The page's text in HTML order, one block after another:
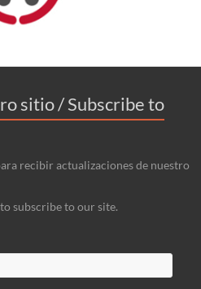
sitio / Subscribe to
recibir actualizaciones de nuestro
subscribe to our site.